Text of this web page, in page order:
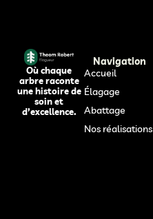
Où chaque
arbre raconte
une histoire de
soin et
d’excellence.
Navigation
Accueil
Élagage
Abattage
Nos réalisations